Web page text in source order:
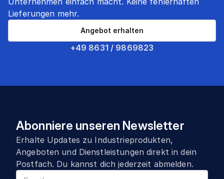
Lieferungen mehr.
+49 8631 / 9869823
Angebot erhalten
Abonniere unseren Newsletter
Erhalte Updates zu Industrieprodukten,
Angeboten und Dienstleistungen direkt in dein
Postfach. Du kannst dich jederzeit abmelden.